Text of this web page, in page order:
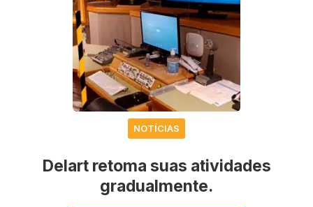
NOTÍCIAS
Delart retoma suas atividades
gradualmente.